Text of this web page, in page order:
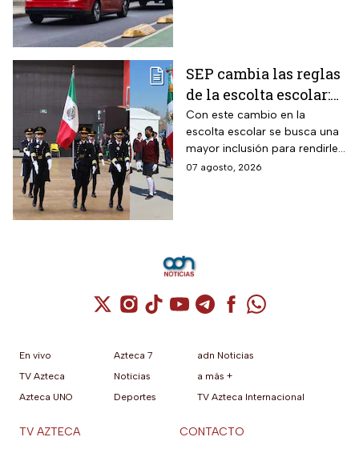
SEP cambia las reglas
de la escolta escolar:
¿cómo se elegirá a los
alumnos a partir de
ahora?
Con este cambio en la
escolta escolar se busca una
mayor inclusión para rendirle
honores a la bandera
07 agosto, 2026
Cuenta de X / Twitter (se abre en una
Cuenta de Instagram (se abre en una
Cuenta de TikTok (se abre en
Cuenta de YouTube (se abre
Cuenta de Telegram (se
Cuenta de
Cuenta de
En vivo
TV Azteca
Azteca UNO
Azteca 7
Noticias
Deportes
adn Noticias
a más +
TV Azteca Internacional
TV AZTECA CONTACTO